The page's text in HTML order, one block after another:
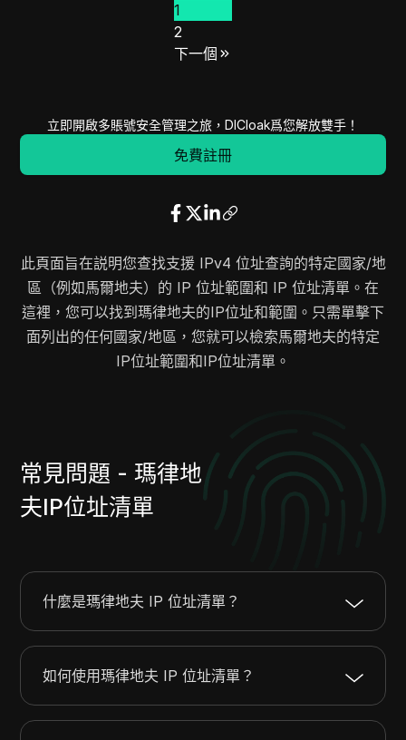
103.110.111.255
103.141.98.255
103.143.252.255
103.76.2.0
103.76.2.255
256
103.67.26.255
103.84.132.255
103.119.75.0
103.119.75.255
256
103.172.31.0
103.172.31.255
256
103.173.79.0
103.173.79.255
256
103.197.164.0
103.197.167.255
1024
103.248.115.255
115.84.128.0
115.84.159.255
8192
124.195.192.0
129.134.176.0
157.167.88.0
157.167.88.255
256
172.226.44.0
172.226.44.255
172.71.226.0
172.71.226.255
256
185.215.32.0
185.215.35.255
202.1.192.0
202.1.207.255
4096
1
2
下一個
立即開啟多賬號安全管理之旅，DICloak爲您解放雙手！
免費註冊
此頁面旨在説明您查找支援 IPv4 位址查詢的特定國家/地
區（例如馬爾地夫）的 IP 位址範圍和 IP 位址清單。在
這裡，您可以找到瑪律地夫的IP位址和範圍。只需單擊下
面列出的任何國家/地區，您就可以檢索馬爾地夫的特定
IP位址範圍和IP位址清單。
常見問題 - 瑪律地
夫IP位址清單
什麼是瑪律地夫 IP 位址清單？
如何使用瑪律地夫 IP 位址清單？